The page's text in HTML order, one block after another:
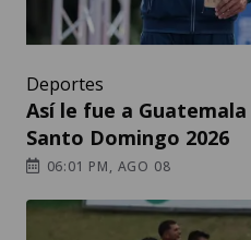
Deportes
Así le fue a
Santo Domingo 2026
06:01 PM, AGO 08